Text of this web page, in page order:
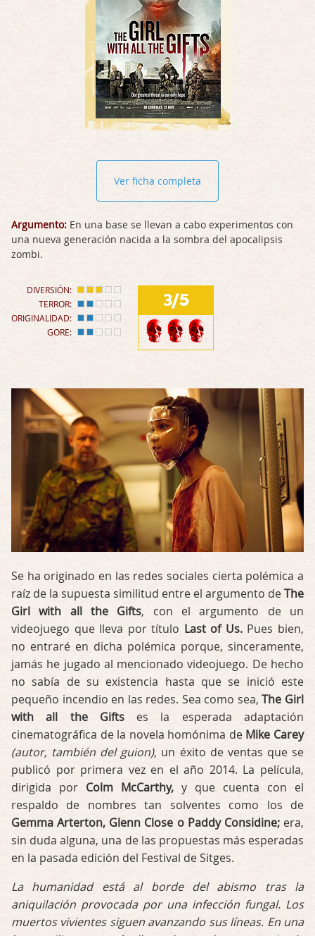
Ver ficha completa
Argumento: En una base se llevan a cabo experimentos con
una nueva generación nacida a la sombra del apocalipsis
zombi.
DIVERSIÓN:
TERROR:
ORIGINALIDAD:
GORE:
3/5
Se ha originado en las redes sociales cierta polémica a
raíz de la supuesta similitud entre el argumento deThe
Girl with all the Gifts, con el argumento de un
videojuego que lleva por título Last of Us.Pues bien,
no entraré en dicha polémica porque, sinceramente,
jamás he jugado al mencionado videojuego. De hecho
no sabía de su existencia hasta que se inició este
pequeño incendio en las redes. Sea como sea,The Girl
with all the Giftses la esperada adaptación
cinematográfica de la novela homónima de Mike Carey
(autor, también del guion), un éxito de ventas que se
publicó por primera vez en el año 2014. La película,
dirigida por Colm McCarthy, y que cuenta con el
respaldo de nombres tan solventes como los de
Gemma Arterton, Glenn Close o Paddy Considine;era,
sin duda alguna, una de las propuestas más esperadas
en la pasada edición del Festival de Sitges.
La humanidad está al borde del abismo tras la
aniquilación provocada por una infección fungal. Los
muertos vivientes siguen avanzando sus líneas. En una